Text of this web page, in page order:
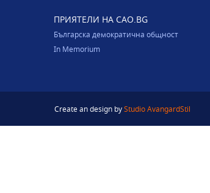
ПРИЯТЕЛИ НА CAO.BG
Българска демократична общност
In Memorium
Create an design byStudio AvangardStil